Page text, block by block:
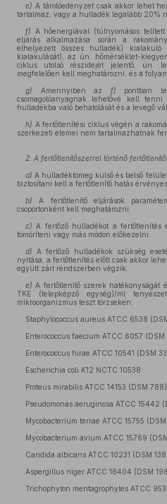
e) A tárolóedényzet csak akkor lehet
tartalmaz, vagy a hulladék legalább 20%
f) A hőenergiával (túlnyomásos
eljárás alkalmazása során a
elhelyezett összes hulladék) kialakuló
kialakulását), az ún. hőmérséklet-
ciklus utolsó részidejét jelentő, ún.
megfelelően kell meghatározni, és a
g) Amennyiben az f) pontban
csomagolóanyagnak lehetővé kell
hulladékba való behatolását és a levegő
h) A fertőtlenítési ciklus végén a
szerkezeti elemei nem tartalmazhatnak
2. A fertőtlenítőszerrel történő
a) A hulladéktömeg külső és belső
biztosítani kell a fertőtlenítő hatás
b) A fertőtlenítő eljárások
csoportonként kell meghatározni.
c) A fertőző hulladékot a fertőtlenítés
tömöríteni vagy más módon előkezelni.
d) A fertőző hulladékok szükség
nyitása, a fertőtlenítés előtt csak akkor
együtt zárt rendszerben végzik.
e) A fertőtlenítő szerek hatékonyságát
TKE (telepképző egység)/ml
mikroorganizmus teszt törzseken:
Staphylococcus aureus ATCC 6538
Enterococcus faecium ATCC 6057 (DSM
Enterococcus hirae ATCC 10541 (DSM
Escherichia coli K12 NCTC 10538
Proteus mirabilis ATCC 14153 (DSM 788)
Pseudomonas aeruginosa ATCC 15442
Mycobacterium terrae ATCC 15755
Mycobacterium avium ATCC 15769
Candida albicans ATCC 10231 (DSM
Aspergillus niger ATCC 16404 (DSM
Trichophyton mentagrophytes ATCC